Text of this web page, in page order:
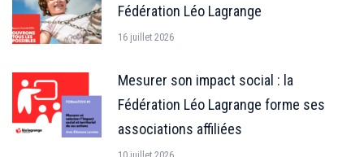
Fédération Léo Lagrange
16 juillet 2026
Mesurer son impact social : la
Fédération Léo Lagrange forme ses
associations affiliées